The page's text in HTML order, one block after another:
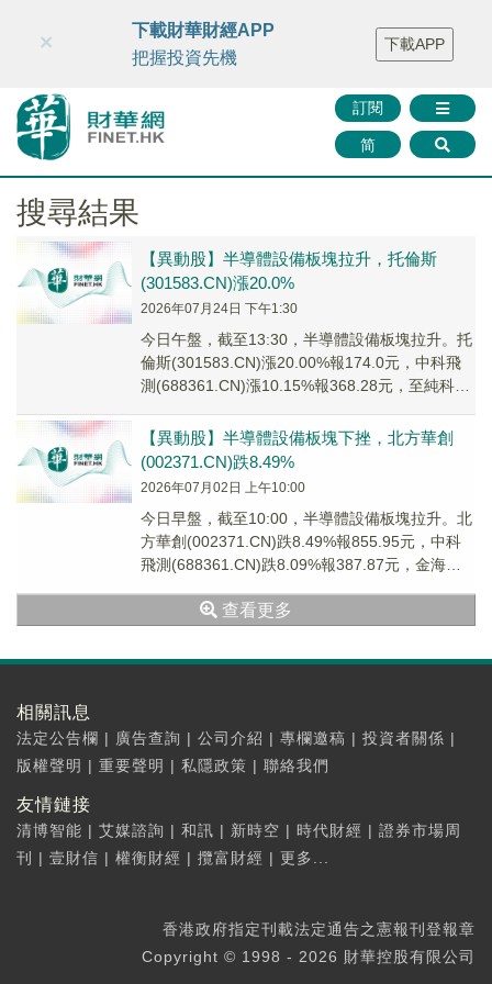
財華智庫網 FINTV FINMETA 財華證券 媒體矩陣
智庫沙龍
聯絡我們
訂閱
简
×
下載財華財經APP
把握投資先機
下載APP
搜尋結果
【異動股】半導體設備板塊拉升，托倫斯
(301583.CN)漲20.0%
2026年07月24日 下午1:30
今日午盤，截至13:30，半導體設備板塊拉升。托
倫斯(301583.CN)漲20.00%報174.0元，中科飛
測(688361.CN)漲10.15%報368.28元，至純科技
【異動股】半導體設備板塊下挫，北方華創
(002371.CN)跌8.49%
2026年07月02日 上午10:00
今日早盤，截至10:00，半導體設備板塊拉升。北
方華創(002371.CN)跌8.49%報855.95元，中科
飛測(688361.CN)跌8.09%報387.87元，金海通
查看更多
相關訊息
法定公告欄 | 廣告查詢 | 公司介紹 | 專欄邀稿 | 投資者關係 |
版權聲明 | 重要聲明 | 私隱政策 | 聯絡我們
友情鏈接
清博智能 | 艾媒諮詢 | 和訊 | 新時空 | 時代財經 | 證券市場周
刊
| 壹財信 | 權衡財經 | 攬富財經 | 更多...
香港政府指定刊載法定通告之憲報刊登報章
Copyright © 1998 - 2026 財華控股有限公司